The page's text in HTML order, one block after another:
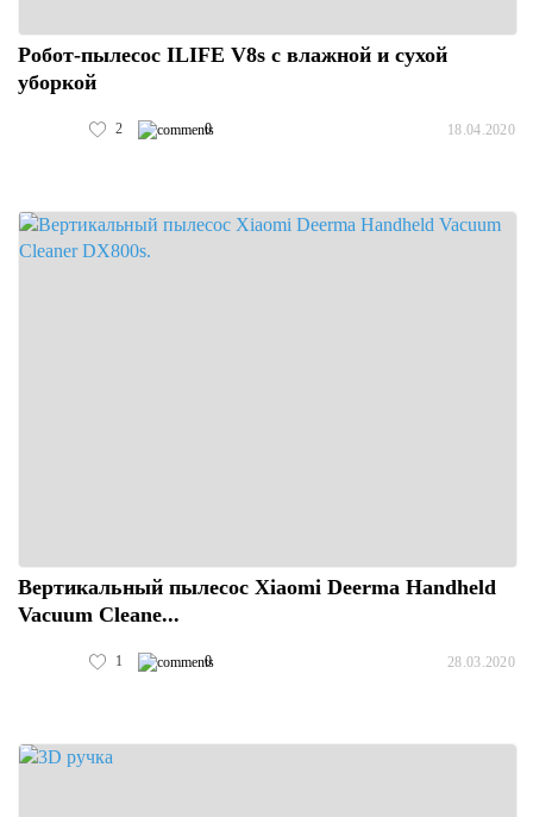
Робот-пылесос ILIFE V8s с влажной и сухой
уборкой
2 0 18.04.2020
Вертикальный пылесос Xiaomi Deerma Handheld
Vacuum Cleane...
1 0 28.03.2020